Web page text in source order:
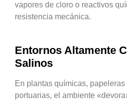
vapores de cloro o reactivos
resistencia mecánica.
Entornos Altamente
Salinos
En plantas químicas,
portuarias, el ambiente